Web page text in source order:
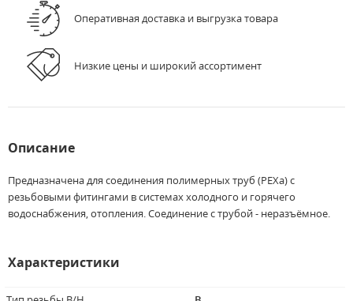
Оперативная доставка и выгрузка товара
Низкие цены и широкий ассортимент
Описание
Предназначена для соединения полимерных труб (PEXа) с
резьбовыми фитингами в системах холодного и горячего
водоснабжения, отопления. Соединение с трубой - неразъёмное.
Характеристики